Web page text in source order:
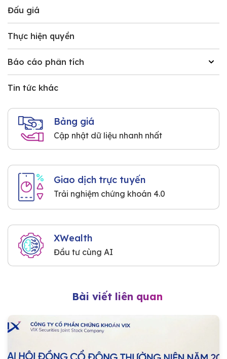
Đấu giá
Thực hiện quyền
Báo cáo phân tích
Tin tức khác
Bảng giá
Cập nhật dữ liệu nhanh nhất
Giao dịch trực tuyến
Trải nghiệm chứng khoán 4.0
XWealth
Đầu tư cùng AI
Bài viết liên quan